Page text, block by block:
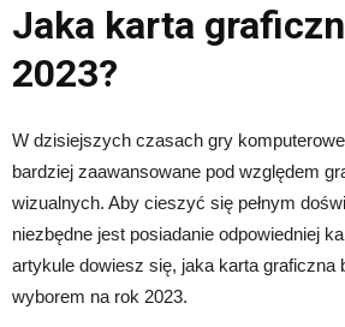
Jaka karta
2023?
W dzisiejszych czasach gry
bardziej zaawansowane pod względem
wizualnych. Aby cieszyć się pełnym
niezbędne jest posiadanie odpowiedniej
artykule dowiesz się, jaka karta graficzna
wyborem na rok 2023.